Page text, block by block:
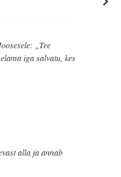
„Tee
iga salvatu, kes
alla ja annab